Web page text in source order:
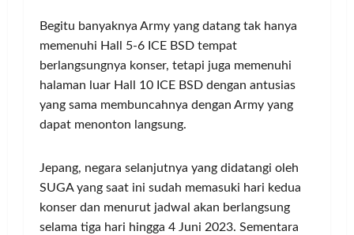
Begitu banyaknya Army yang datang tak hanya
memenuhi Hall 5-6 ICE BSD tempat
berlangsungnya konser, tetapi juga memenuhi
halaman luar Hall 10 ICE BSD dengan antusias
yang sama membuncahnya dengan Army yang
dapat menonton langsung.
Jepang, negara selanjutnya yang didatangi oleh
SUGA yang saat ini sudah memasuki hari kedua
konser dan menurut jadwal akan berlangsung
selama tiga hari hingga 4 Juni 2023. Sementara